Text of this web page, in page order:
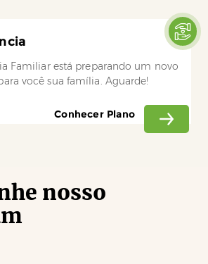
Familiar está preparando um novo
você sua família. Aguarde!
Conhecer Plano
nosso